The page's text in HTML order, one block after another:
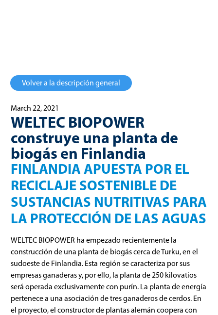
Volver a la descripción general
March 22, 2021
WELTEC BIOPOWER
construye una planta de
biogás en Finlandia
FINLANDIA APUESTA POR EL
RECICLAJE SOSTENIBLE DE
SUSTANCIAS NUTRITIVAS PARA
LA PROTECCIÓN DE LAS AGUAS
WELTEC BIOPOWER ha empezado recientemente la
construcción de una planta de biogás cerca de Turku, en el
sudoeste de Finlandia. Esta región se caracteriza por sus
empresas ganaderas y, por ello, la planta de 250 kilovatios
será operada exclusivamente con purín. La planta de energía
pertenece a una asociación de tres ganaderos de cerdos. En
el proyecto, el constructor de plantas alemán coopera con